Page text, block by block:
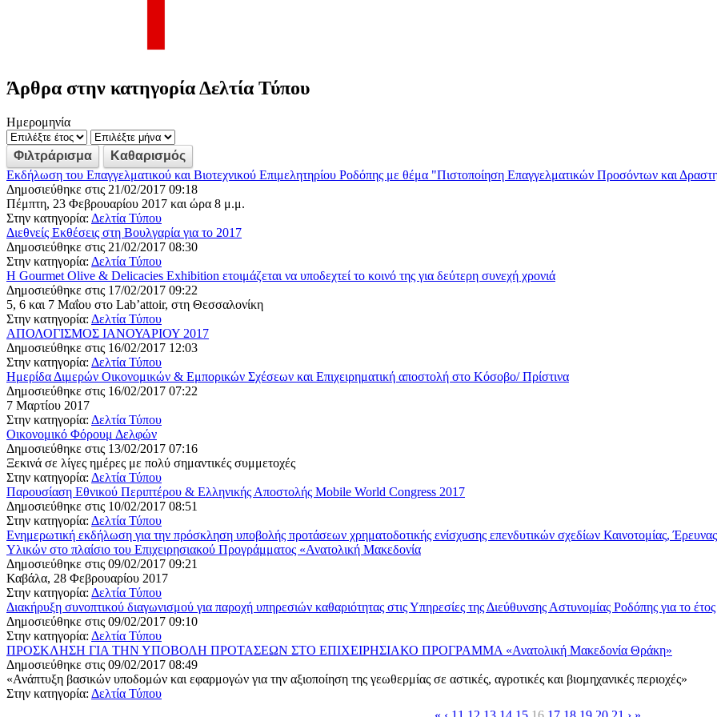
Άρθρα στην κατηγορία Δελτία Τύπου
Ημερομηνία
Εκδήλωση του Επαγγελματικού και Βιοτεχνικού Επιμελητηρίου Ροδόπης με θέμα "Πιστοποίηση Επαγγελματικών Προσόντων και
Δημοσιεύθηκε στις 21/02/2017 09:18
Πέμπτη, 23 Φεβρουαρίου 2017 και ώρα 8 μ.μ.
Στην κατηγορία: Δελτία Τύπου
Διεθνείς Εκθέσεις στη Βουλγαρία για το 2017
Δημοσιεύθηκε στις 21/02/2017 08:30
Στην κατηγορία: Δελτία Τύπου
H Gourmet Olive & Delicacies Exhibition ετοιμάζεται να υποδεχτεί το κοινό της για δεύτερη συνεχή χρονιά
Δημοσιεύθηκε στις 17/02/2017 09:22
5, 6 και 7 Μαΐου στο Lab’attoir, στη Θεσσαλονίκη
Στην κατηγορία: Δελτία Τύπου
ΑΠΟΛΟΓΙΣΜΟΣ ΙΑΝΟΥΑΡΙΟΥ 2017
Δημοσιεύθηκε στις 16/02/2017 12:03
Στην κατηγορία: Δελτία Τύπου
Ημερίδα Διμερών Οικονομικών & Εμπορικών Σχέσεων και Επιχειρηματική αποστολή στο Κόσοβο/ Πρίστινα
Δημοσιεύθηκε στις 16/02/2017 07:22
7 Μαρτίου 2017
Στην κατηγορία: Δελτία Τύπου
Οικονομικό Φόρουμ Δελφών
Δημοσιεύθηκε στις 13/02/2017 07:16
Ξεκινά σε λίγες ημέρες με πολύ σημαντικές συμμετοχές
Στην κατηγορία: Δελτία Τύπου
Παρουσίαση Εθνικού Περιπτέρου & Ελληνικής Αποστολής Mobile World Congress 2017
Δημοσιεύθηκε στις 10/02/2017 08:51
Στην κατηγορία: Δελτία Τύπου
Ενημερωτική εκδήλωση για την πρόσκληση υποβολής προτάσεων χρηματοδοτικής ενίσχυσης επενδυτικών σχεδίων Καινοτομίας,
Υλικών στο πλαίσιο του Επιχειρησιακού Προγράμματος «Ανατολική Μακεδονία
Δημοσιεύθηκε στις 09/02/2017 09:21
Καβάλα, 28 Φεβρουαρίου 2017
Στην κατηγορία: Δελτία Τύπου
Διακήρυξη συνοπτικού διαγωνισμού για παροχή υπηρεσιών καθαριότητας στις Υπηρεσίες της Διεύθυνσης Αστυνομίας Ροδόπης για το
Δημοσιεύθηκε στις 09/02/2017 09:10
Στην κατηγορία: Δελτία Τύπου
ΠΡΟΣΚΛΗΣΗ ΓΙΑ ΤΗΝ ΥΠΟΒΟΛΗ ΠΡΟΤΑΣΕΩΝ ΣΤΟ ΕΠΙΧΕΙΡΗΣΙΑΚΟ ΠΡΟΓΡΑΜΜΑ «Ανατολική Μακεδονία Θράκη»
Δημοσιεύθηκε στις 09/02/2017 08:49
«Ανάπτυξη βασικών υποδομών και εφαρμογών για την αξιοποίηση της γεωθερμίας σε αστικές, αγροτικές και βιομηχανικές περιοχές»
Στην κατηγορία: Δελτία Τύπου